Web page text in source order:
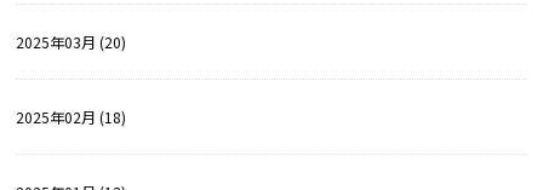
2025年03月 (20)
2025年02月 (18)